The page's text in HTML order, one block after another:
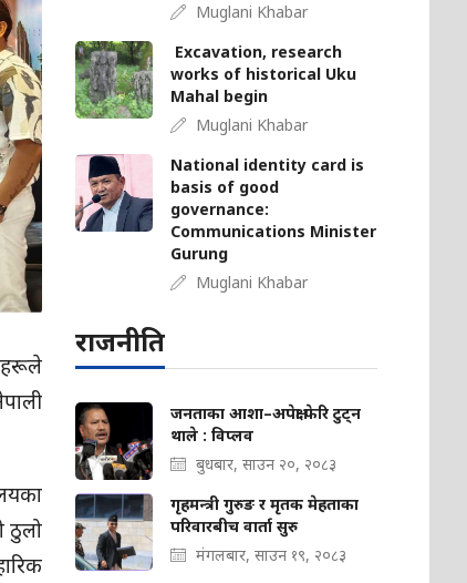
ठुलो
Muglani Khabar
Excavation, research
works of historical Uku
Mahal begin
Muglani Khabar
National identity card is
basis of good
governance:
Communications Minister
Gurung
Muglani Khabar
राजनीति
जनताका आशा–अपेक्षा फेरि टुट्न
थाले : विप्लव
बुधबार, साउन २०, २०८३
गृहमन्त्री गुरुङ र मृतक मेहताका
परिवारबीच वार्ता सुरु
मंगलबार, साउन १९, २०८३